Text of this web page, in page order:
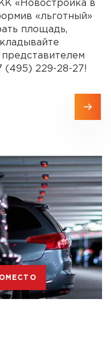
«Новостройка в
«льготный»
площадь,
(495) 229-28-27!